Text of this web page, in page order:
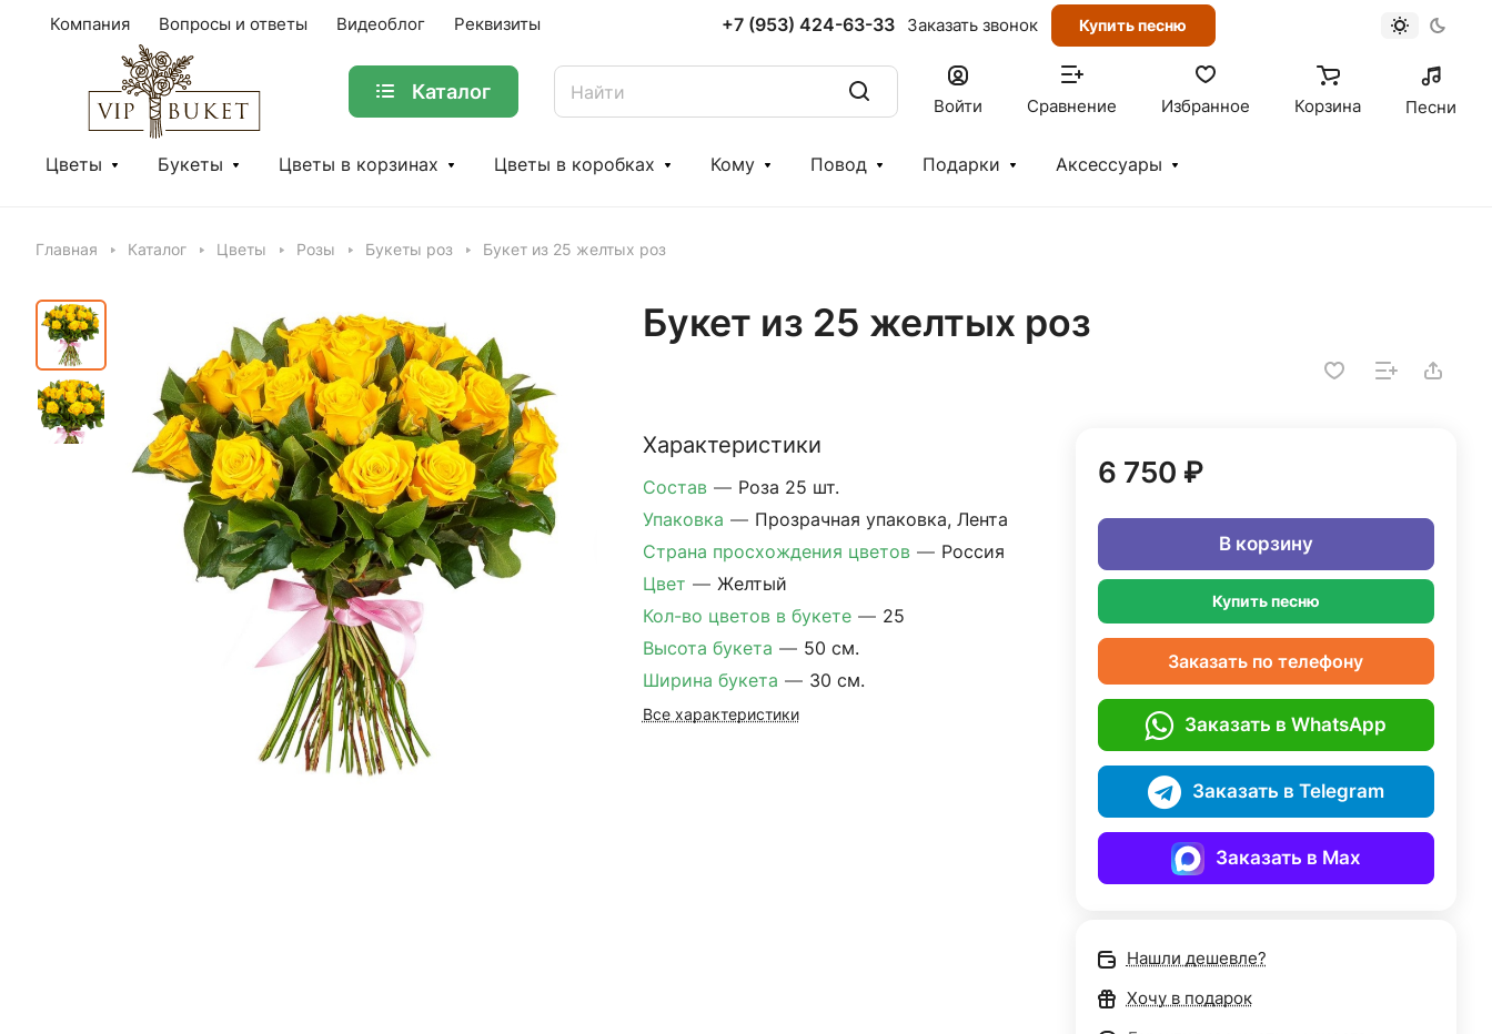
Компания Вопросы и ответы Видеоблог Реквизиты +7 (953) 424-63-33 Заказать звонок Купить песню
Каталог
Войти Сравнение Избранное Корзина Песни
Цветы Букеты Цветы в корзинах Цветы в коробках Кому Повод Подарки Аксессуары
Главная Каталог Цветы Розы Букеты роз Букет из 25 желтых роз
Букет из 25 желтых роз
Характеристики
Состав — Роза 25 шт.
Упаковка — Прозрачная упаковка, Лента
Страна просхождения цветов — Россия
Цвет — Желтый
Кол-во цветов в букете — 25
Высота букета — 50 см.
Ширина букета — 30 см.
Все характеристики
6 750 ₽
В корзину
Купить песню
Заказать по телефону
Заказать в WhatsApp
Заказать в Telegram
Заказать в Max
Нашли дешевле?
Хочу в подарок